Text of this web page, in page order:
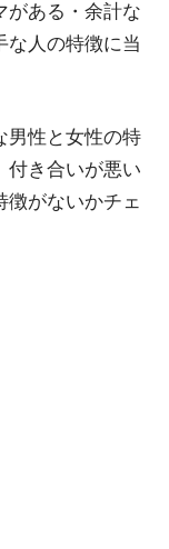
がある・余計な
な人の特徴に当
男性と女性の特
付き合いが悪い
徴がないかチェ